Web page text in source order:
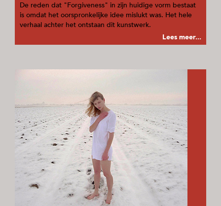
De reden dat "Forgiveness" in zijn huidige vorm bestaat
is omdat het oorspronkelijke idee mislukt was. Het hele
verhaal achter het ontstaan dit kunstwerk.
Lees meer...